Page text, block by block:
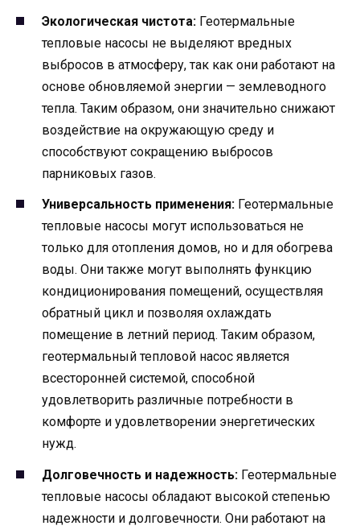
Экологическая чистота: Геотермальные
тепловые насосы не выделяют вредных
выбросов в атмосферу, так как они работают на
основе обновляемой энергии — землеводного
тепла. Таким образом, они значительно снижают
воздействие на окружающую среду и
способствуют сокращению выбросов
парниковых газов.
Универсальность применения: Геотермальные
тепловые насосы могут использоваться не
только для отопления домов, но и для обогрева
воды. Они также могут выполнять функцию
кондиционирования помещений, осуществляя
обратный цикл и позволяя охлаждать
помещение в летний период. Таким образом,
геотермальный тепловой насос является
всесторонней системой, способной
удовлетворить различные потребности в
комфорте и удовлетворении энергетических
нужд.
Долговечность и надежность: Геотермальные
тепловые насосы обладают высокой степенью
надежности и долговечности. Они работают на